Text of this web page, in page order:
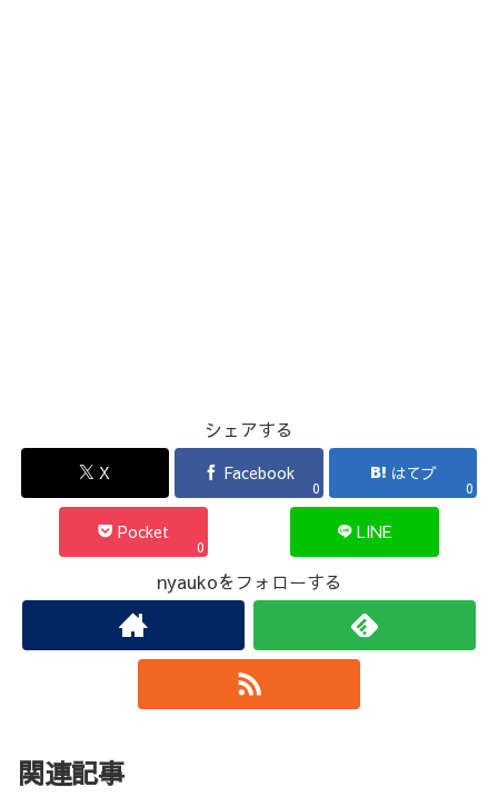
シェアする
X Facebook
0
はてブ
0
Pocket
0
LINE
nyaukoをフォローする
関連記事